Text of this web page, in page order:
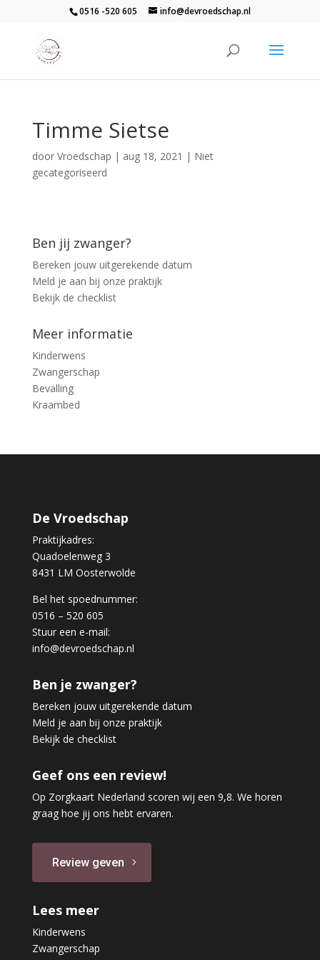
0516 -520 605 info@devroedschap.nl
Timme Sietse
door Vroedschap | aug 18, 2021 | Niet
gecategoriseerd
Ben jij zwanger?
Bereken jouw uitgerekende datum
Meld je aan bij onze praktijk
Bekijk de checklist
Meer informatie
Kinderwens
Zwangerschap
Bevalling
Kraambed
De Vroedschap
Praktijkadres:
Quadoelenweg 3
8431 LM Oosterwolde
Bel het spoednummer:
0516 – 520 605
Stuur een e-mail:
info@devroedschap.nl
Ben je zwanger?
Bereken jouw uitgerekende datum
Meld je aan bij onze praktijk
Bekijk de checklist
Geef ons een review!
Op Zorgkaart Nederland scoren wij een 9,8. We horen
graag hoe jij ons hebt ervaren.
Review geven
Lees meer
Kinderwens
Zwangerschap